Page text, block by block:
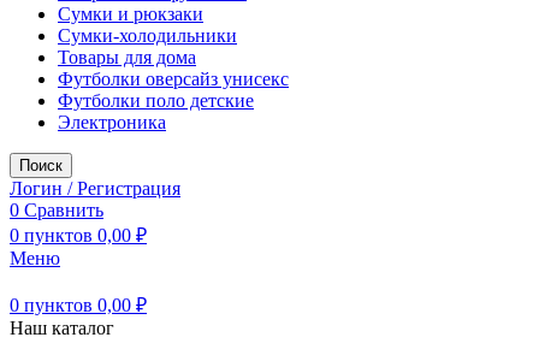
Сумки и рюкзаки
Сумки-холодильники
Товары для дома
Футболки оверсайз унисекс
Футболки поло детские
Электроника
Поиск
Логин / Регистрация
0 Сравнить
0 пунктов 0,00 ₽
Меню
0 пунктов 0,00 ₽
Наш каталог